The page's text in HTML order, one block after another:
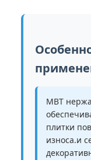
MBT
плитки
износа.и